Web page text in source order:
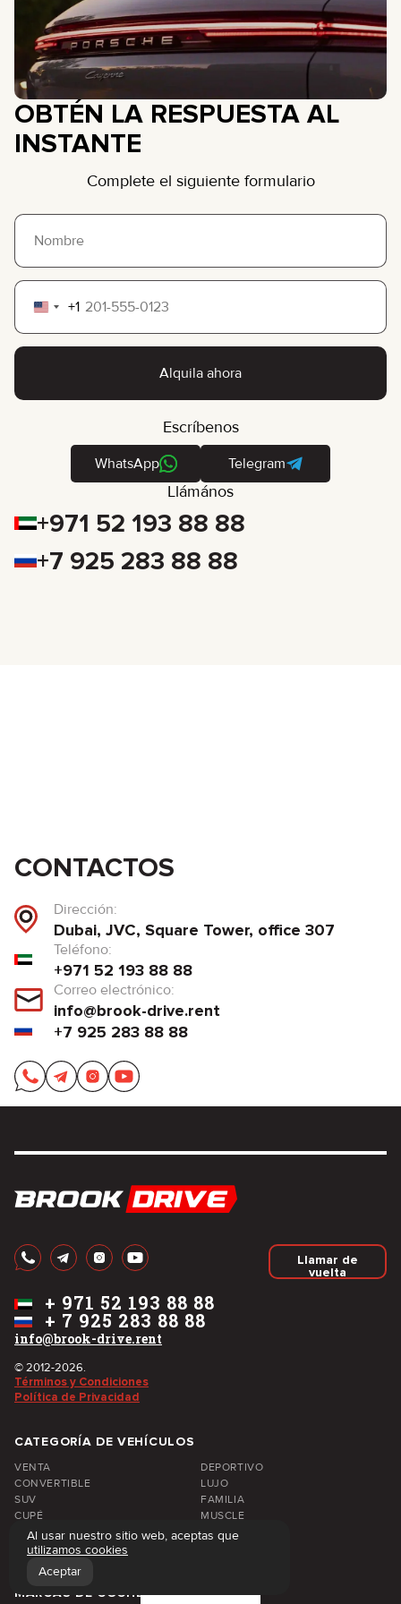
OBTÉN LA RESPUESTA AL
INSTANTE
Complete el siguiente formulario
United
States
+1
Alquila ahora
Escríbenos
WhatsApp Telegram
Llámános
+971 52 193 88 88
+7 925 283 88 88
CONTACTOS
Dirección:
Dubai, JVC, Square Tower, office 307
Teléfono:
+971 52 193 88 88
Correo electrónico:
info@brook-drive.rent
+7 925 283 88 88
Llamar de
vuelta
info@brook-drive.rent
+ 7 925 283 88 88
+ 971 52 193 88 88
© 2012-2026.
Términos y Condiciones
Política de Privacidad
CATEGORÍA DE VEHÍCULOS
VENTA
DEPORTIVO
CONVERTIBLE
LUJO
SUV
FAMILIA
CUPÉ
MUSCLE
CAMIONETA
SEDÁN
ELÉCTRICO
MARCAS DE COCHES
Al usar nuestro sitio web, aceptas que
utilizamos cookies
Aceptar